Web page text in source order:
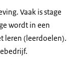
Vaak is stage
wordt in een
leren (leerdoelen).